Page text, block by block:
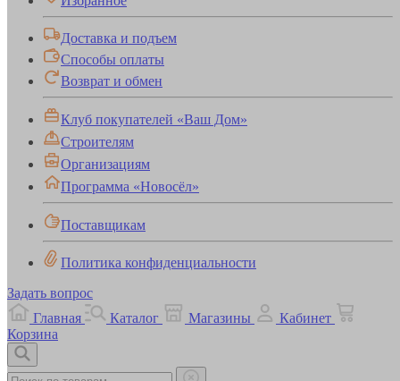
Доставка и подъем
Способы оплаты
Возврат и обмен
Клуб покупателей «Ваш Дом»
Строителям
Организациям
Программа «Новосёл»
Поставщикам
Политика конфиденциальности
Задать вопрос
Главная
Каталог Магазины
Кабинет
Корзина